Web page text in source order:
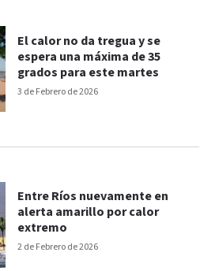
3 de Febrero de 2026
El calor no da tregua y se
espera una máxima de 35
grados para este martes
2 de Febrero de 2026
Entre Ríos nuevamente en
alerta amarillo por calor
extremo